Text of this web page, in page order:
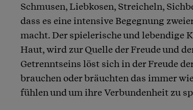
Schmusen, Liebkosen, Streicheln,
dass es eine intensive Begegnung
macht. Der spielerische und lebendige
Haut, wird zur Quelle der Freude und
Getrenntseins löst sich in der Freude
brauchen oder bräuchten das immer
fühlen und um ihre Verbundenheit zu